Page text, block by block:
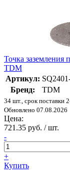
Точка
TDM
Артикул:
Бренд:
TDM
34 шт., срок поставки
Обновлено 07.08.2026
Цена:
721.35 руб. / шт.
-
+
Купить